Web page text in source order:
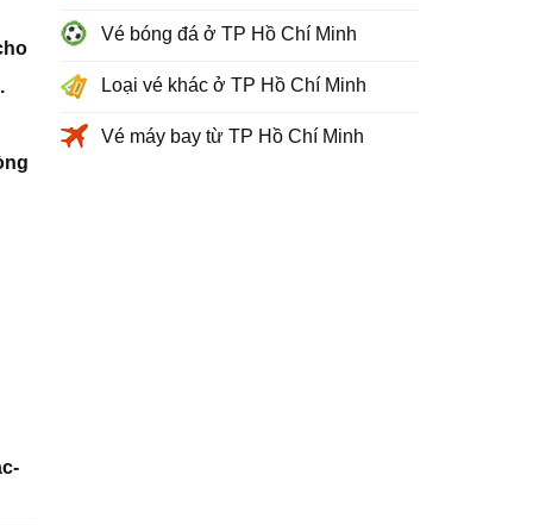
Vé bóng đá ở TP Hồ Chí Minh
Loại vé khác ở TP Hồ Chí Minh
Vé máy bay từ TP Hồ Chí Minh